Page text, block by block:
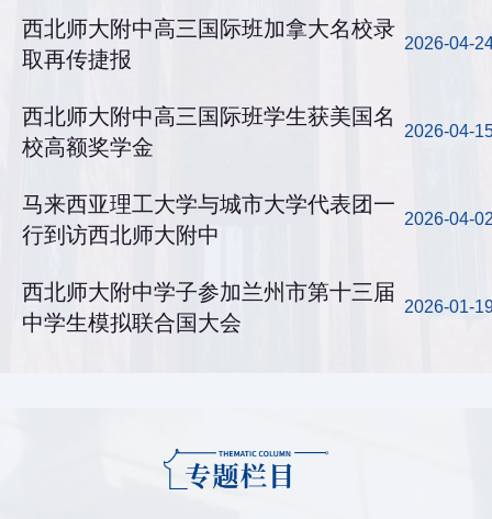
西北师大附中高三国际班加拿大名校录
取再传捷报
2026-04-
西北师大附中高三国际班学生获美国名
校高额奖学金
2026-04-
马来西亚理工大学与城市大学代表团一
行到访西北师大附中
2026-04-
西北师大附中学子参加兰州市第十三届
中学生模拟联合国大会
2026-01-